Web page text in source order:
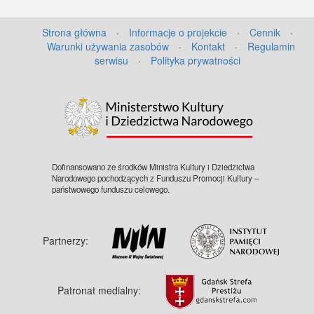
Strona główna · Informacje o projekcie · Cennik
·
Warunki używania zasobów
· Kontakt ·
Regulamin
serwisu
· Polityka prywatności
Dofinansowano ze środków Ministra Kultury i Dziedzictwa
Narodowego pochodzących z Funduszu Promocji Kultury –
państwowego funduszu celowego.
Partnerzy:
Patronat medialny: